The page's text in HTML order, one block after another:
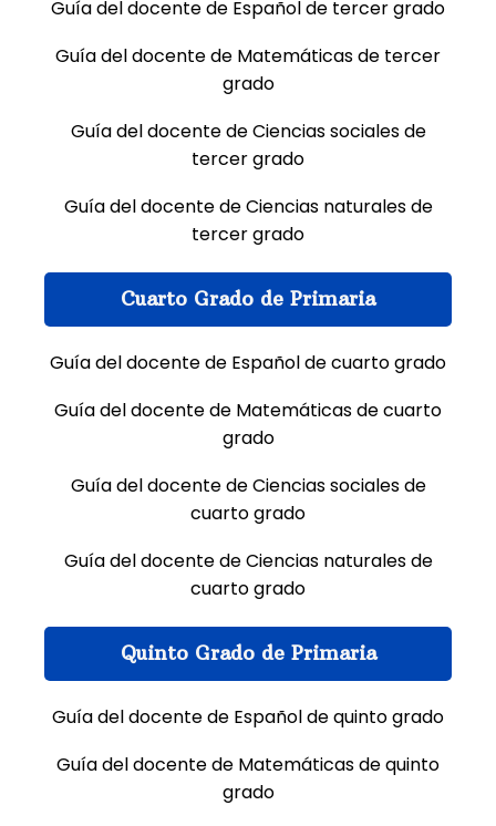
Guía del docente de Español de tercer grado
Guía del docente de Matemáticas de tercer
grado
Guía del docente de Ciencias sociales de
tercer grado
Guía del docente de Ciencias naturales de
tercer grado
Cuarto Grado de Primaria
Guía del docente de Español de cuarto grado
Guía del docente de Matemáticas de cuarto
grado
Guía del docente de Ciencias sociales de
cuarto grado
Guía del docente de Ciencias naturales de
cuarto grado
Quinto Grado de Primaria
Guía del docente de Español de quinto grado
Guía del docente de Matemáticas de quinto
grado